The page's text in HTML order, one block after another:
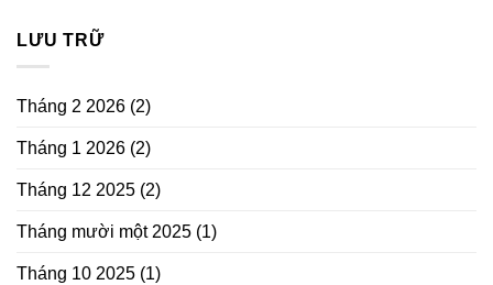
LƯU TRỮ
Tháng 2 2026 (2)
Tháng 1 2026 (2)
Tháng 12 2025 (2)
Tháng mười một 2025 (1)
Tháng 10 2025 (1)